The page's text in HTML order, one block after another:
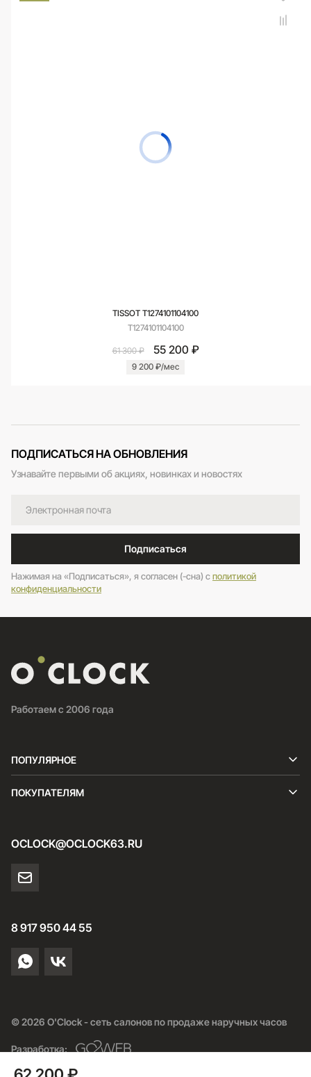
TISSOT T1274101104100
T1274101104100
61 300 ₽ 55 200 ₽
9 200 ₽/мес
ПОДПИСАТЬСЯ НА ОБНОВЛЕНИЯ
Узнавайте первыми об акциях, новинках и новостях
Подписаться
Нажимая на «Подписаться», я согласен (-сна) cполитикой
конфиденциальности
Работаем с 2006 года
ПОПУЛЯРНОЕ
ПОКУПАТЕЛЯМ
OCLOCK@OCLOCK63.RU
8 917 950 44 55
© 2026 O'Clock - сеть салонов по продаже наручных часов
Разработка: